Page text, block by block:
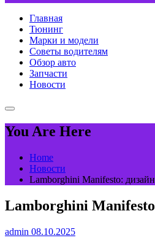
Главная
Тюнинг
Марки и модели
Советы водителям
Обзор авто
Запчасти
Новости
You Are Here
Home
Новости
Lamborghini Manifesto:
Lamborghini
admin 08.10.2025